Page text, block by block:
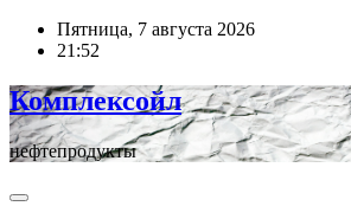
ПерейтиПятница, 7 августа 2026
21:52
Комплексойл
нефтепродукты